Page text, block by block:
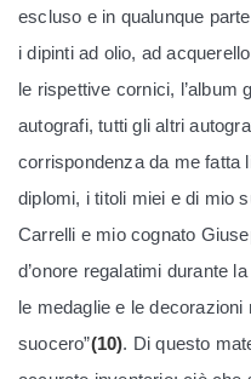
escluso e in qualunque
i dipinti ad olio, ad
le rispettive cornici, l’album
autografi, tutti gli altri
corrispondenza da me fatta
diplomi, i titoli miei e di mio
Carrelli e mio cognato
d’onore regalatimi durante
le medaglie e le
suocero”(10). Di questo